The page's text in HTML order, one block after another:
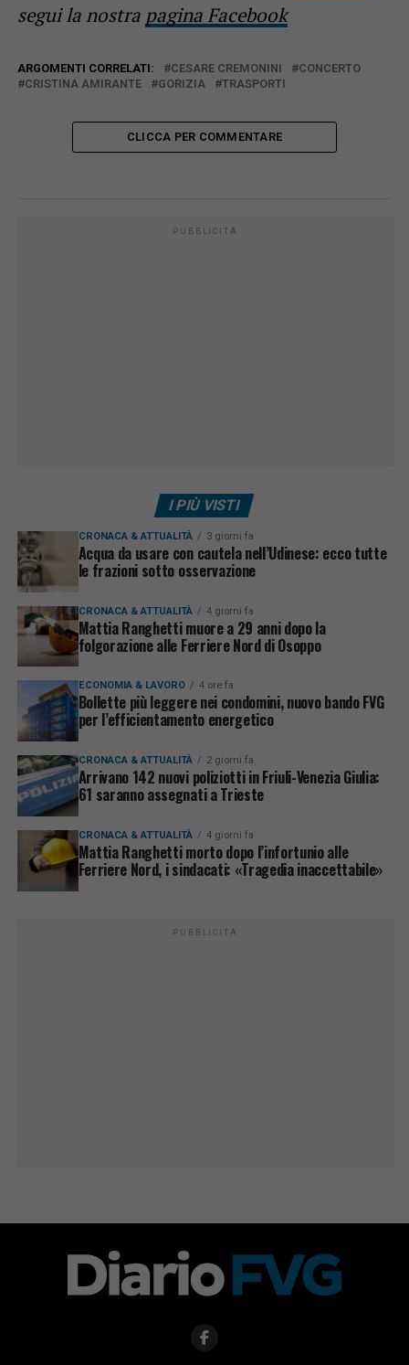
segui la nostra pagina Facebook
ARGOMENTI CORRELATI: CESARE CREMONINI
CONCERTO
CRISTINA AMIRANTE
GORIZIA TRASPORTI
CLICCA PER COMMENTARE
PUBBLICITÀ
I PIÙ VISTI
CRONACA & ATTUALITÀ 3 giorni fa
Acqua da usare con cautela nell’Udinese: ecco tutte
le frazioni sotto osservazione
CRONACA & ATTUALITÀ 4 giorni fa
Mattia Ranghetti muore a 29 anni dopo la
folgorazione alle Ferriere Nord di Osoppo
ECONOMIA & LAVORO 4 ore fa
Bollette più leggere nei condomini, nuovo bando FVG
per l’efficientamento energetico
CRONACA & ATTUALITÀ 2 giorni fa
Arrivano 142 nuovi poliziotti in Friuli-Venezia Giulia:
61 saranno assegnati a Trieste
CRONACA & ATTUALITÀ 4 giorni fa
Mattia Ranghetti morto dopo l’infortunio alle
Ferriere Nord, i sindacati: «Tragedia inaccettabile»
PUBBLICITÀ